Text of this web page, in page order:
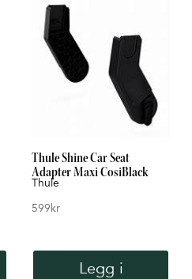
Thule Shine Car Seat
Adapter Maxi CosiBlack
Thule
599kr
Legg i